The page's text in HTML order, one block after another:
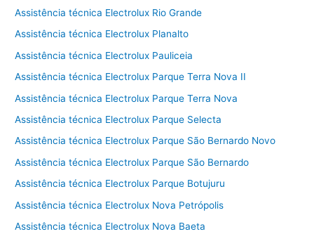
Assistência técnica Electrolux Rio Grande
Assistência técnica Electrolux Planalto
Assistência técnica Electrolux Pauliceia
Assistência técnica Electrolux Parque Terra Nova II
Assistência técnica Electrolux Parque Terra Nova
Assistência técnica Electrolux Parque Selecta
Assistência técnica Electrolux Parque São Bernardo Novo
Assistência técnica Electrolux Parque São Bernardo
Assistência técnica Electrolux Parque Botujuru
Assistência técnica Electrolux Nova Petrópolis
Assistência técnica Electrolux Nova Baeta